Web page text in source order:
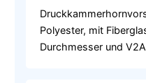
Polyester, mit
Durchmesser und